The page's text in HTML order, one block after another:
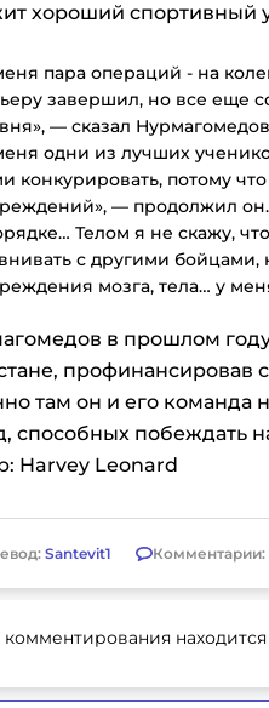
хороший спортивный
пара операций - на
завершил, но все еще
— сказал
одни из лучших
конкурировать, потому
— продолжил
Телом я не скажу,
с другими бойцами,
мозга, тела… у
в прошлом
профинансировав
там он и его команда
способных побеждать
Harvey Leonard
Santevit1 Комментарии: